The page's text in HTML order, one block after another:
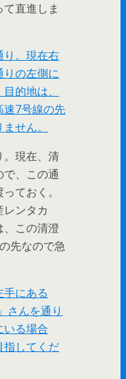
直進しま
。現在、清
、この通
ておく。
ンタカ
、この清澄
先なので急